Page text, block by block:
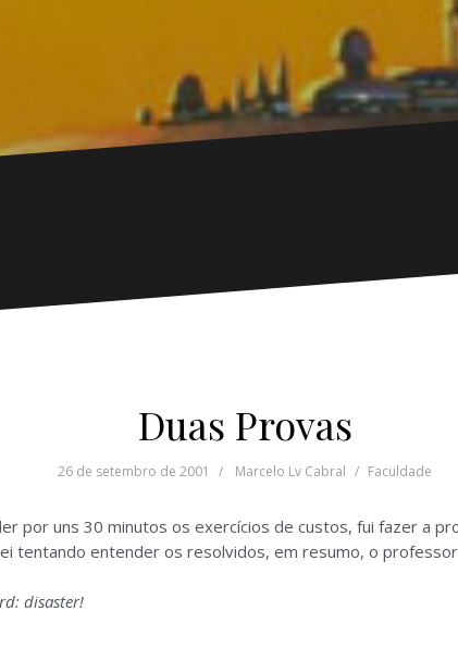
Duas Provas
26 de setembro de 2001 Marcelo Lv Cabral Faculdade
por uns 30 minutos os exercícios de custos, fui fazer a
tentando entender os resolvidos, em resumo, o
disaster!